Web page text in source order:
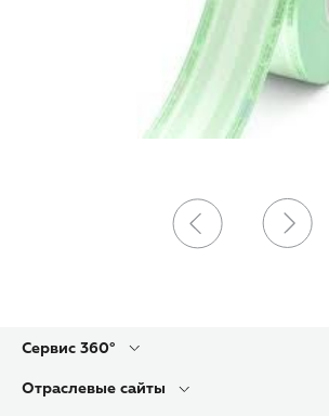
Сервис 360°
Отраслевые сайты